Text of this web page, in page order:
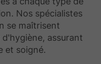
Nos spécialistes
se maîtrisent
assurant
et soigné.